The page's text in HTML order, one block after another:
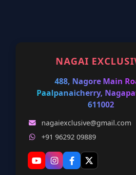
NAGAI
488, Nagore Main
Paalpanaicherry,
611002
nagaiexclusive@gmail.com
+91 96292 09889